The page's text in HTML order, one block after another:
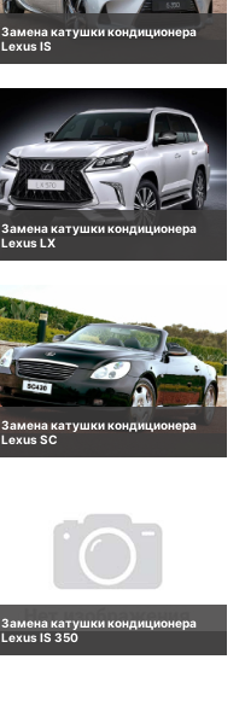
Замена катушки кондиционера
Lexus IS
Замена катушки кондиционера
Lexus LX
Замена катушки кондиционера
Lexus SC
Замена катушки кондиционера
Lexus IS 350